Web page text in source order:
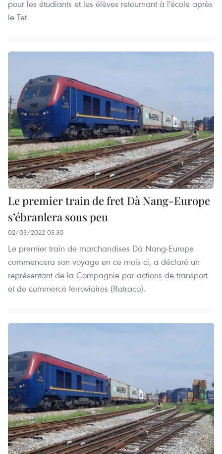
pour les étudiants et les élèves retournant à l'école après
le Tet
Le premier train de fret Dà Nang-Europe
s’ébranlera sous peu
02/03/2022 03:30
Le premier train de marchandises Dà Nang-Europe
commencera son voyage en ce mois ci, a déclaré un
représentant de la Compagnie par actions de transport
et de commerce ferroviaires (Ratraco).